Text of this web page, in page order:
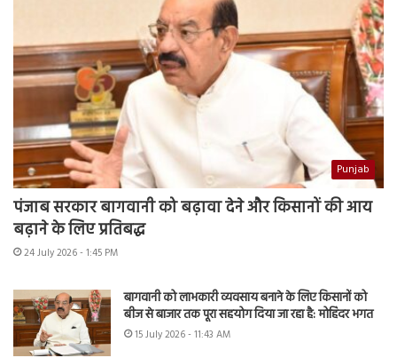
Punjab
पंजाब सरकार बागवानी को बढ़ावा देने और किसानों की आय
बढ़ाने के लिए प्रतिबद्ध
24 July 2026 - 1:45 PM
बागवानी को लाभकारी व्यवसाय बनाने के लिए किसानों को
बीज से बाजार तक पूरा सहयोग दिया जा रहा है: मोहिंदर भगत
15 July 2026 - 11:43 AM